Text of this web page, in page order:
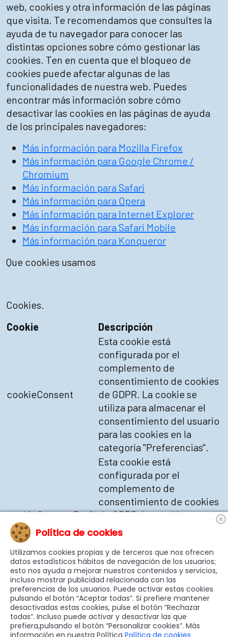
web, cookies y otra información de las páginas
que visita. Te recomendamos que consultes la
ayuda de tu navegador para conocer las
distintas opciones sobre cómo gestionar las
cookies. Ten en cuenta que el bloqueo de
cookies puede afectar algunas de las
funcionalidades de nuestra web. Puedes
encontrar más información sobre cómo
desactivar las cookies en las páginas de ayuda
de los principales navegadores:
Más información para Mozilla Firefox
Más información para Google Chrome /
Chromium
Más información para Safari
Más información para Opera
Más información para Internet Explorer
Más información para Safari Mobile
Más información para Konqueror
Que cookies usamos
Cookies.
Cookie
Descripción
cookieConsent
Esta cookie está
configurada por el
complemento de
consentimiento de cookies
de GDPR. La cookie se
utiliza para almacenar el
consentimiento del usuario
para las cookies en la
categoría "Preferencias".
cookieConsentPrefs
Esta cookie está
configurada por el
complemento de
consentimiento de cookies
de GDPR. La cookie se
utiliza para almacenar el
para las cookies en la
categoría "Preferencias".
Política de cookies
Utilizamos cookies propias y de terceros que nos ofrecen
datos estadísticos hábitos de navegación de los usuarios;
esto nos ayuda a mejorar nuestros contenidos y servicios,
incluso mostrar publicidad relacionada con las
preferencias de los usuarios. Puede activar estas cookies
pulsando el botón “Aceptar todas”. Si prefiere mantener
desactivadas estas cookies, pulse el botón “Rechazar
todas”. Incluso puede activar y desactivar las que
prefiera,pulsando el botón “Personalizar cookies”. Más
información en nuestra Política Política de cookies